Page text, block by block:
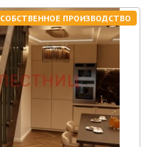
СОБСТВЕННОЕ ПРОИЗВОДСТВО